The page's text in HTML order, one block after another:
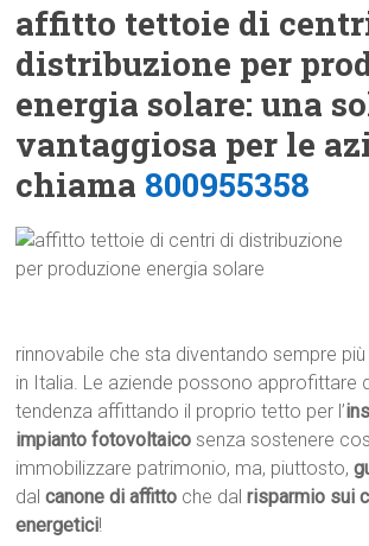
affitto tettoie di
distribuzione per
energia solare: una
vantaggiosa per le
chiama 800955358
rinnovabile che sta diventando sempre
in Italia. Le aziende possono approfittare
tendenza affittando il proprio tetto per l’
impianto fotovoltaico senza sostenere
immobilizzare patrimonio, ma, piuttosto,
dalcanone di affitto che dalrisparmio sui
energetici!